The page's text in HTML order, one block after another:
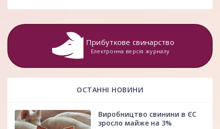
Прибуткове свинарство
Електронна версія журналу
ОСТАННІ НОВИНИ
Виробництво свинини в ЄС
зросло майже на 3%